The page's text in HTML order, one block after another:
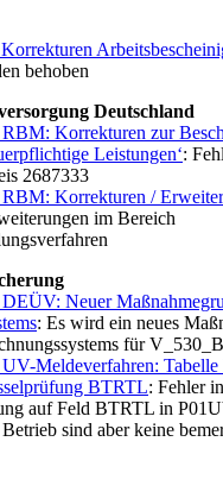
behoben
Deutschland
Korrekturen zur
Leistungen‘:
2687333
Korrekturen /
im Bereich
Neuer
: Es wird ein neues
für
Meldeverfahren:
BTRTL: Fehler
auf Feld BTRTL in
sind aber keine